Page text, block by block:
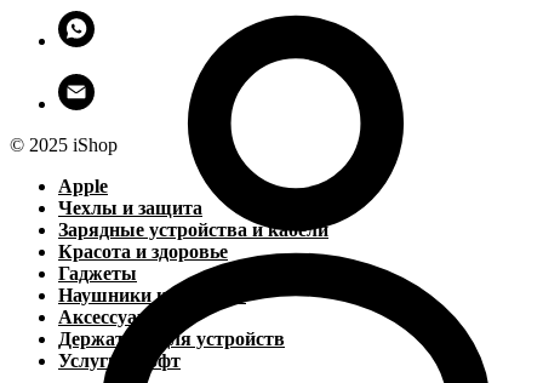
© 2025 iShop
Apple
Чехлы и защита
Зарядные устройства и кабели
Красота и здоровье
Гаджеты
Наушники и колонки
Аксессуары
Держатели для устройств
Услуги и софт